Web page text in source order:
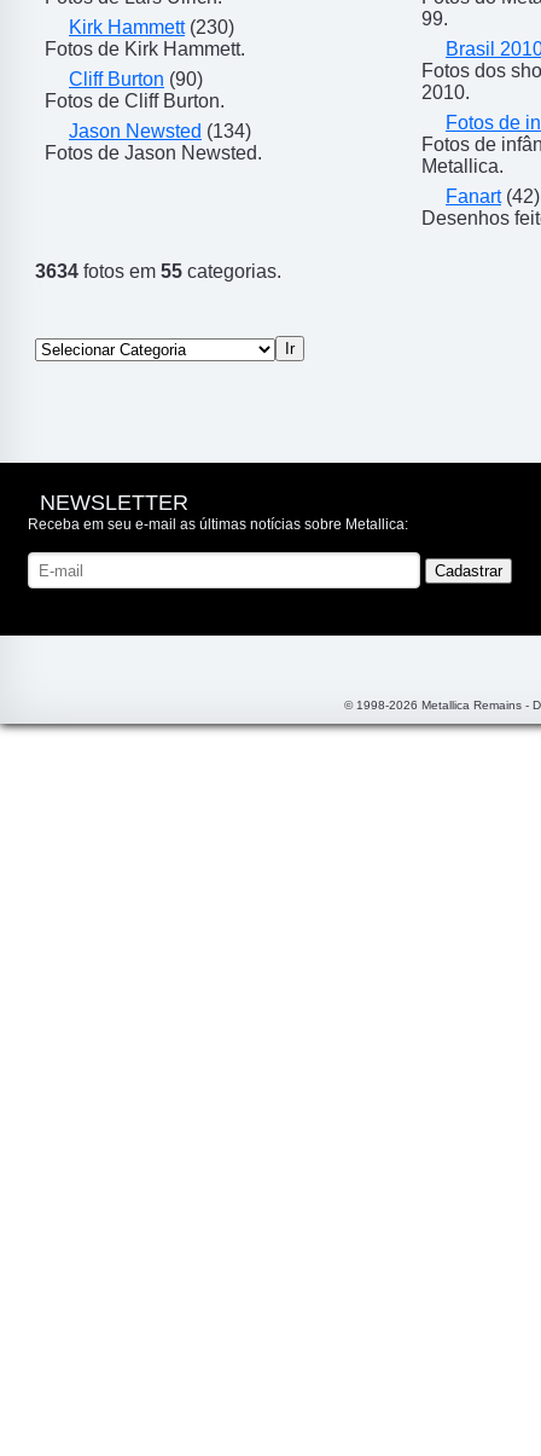
Kirk Hammett(230)
Fotos de Kirk Hammett.
Cliff Burton (90)
Fotos de Cliff Burton.
Jason Newsted (134)
Fotos de Jason Newsted.
99.
Brasil
Fotos dos
2010.
Fotos de
Fotos de
Metallica.
Fanart(42)
Desenhos
3634 fotos em 55 categorias.
NEWSLETTER
Receba em seu e-mail as últimas notícias sobre Metallica:
© 1998-2026 Metallica Remains -